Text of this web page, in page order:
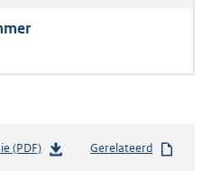
(PDF)b
Gerelateerd